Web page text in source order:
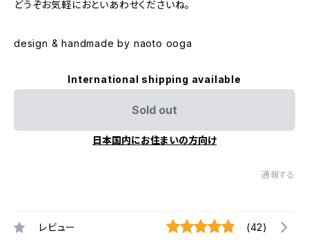
どうぞお気軽におといあわせくださいね。
design & handmade by naoto ooga
International shipping available
Sold out
日本国内にお住まいの方向け
通報する
レビュー (42)